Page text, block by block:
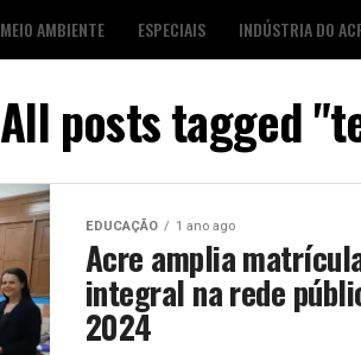
MEIO AMBIENTE ESPECIAIS INDÚSTRIA DO
All posts tagged
EDUCAÇÃO 1 ano ago
Acre amplia
integral na rede
2024